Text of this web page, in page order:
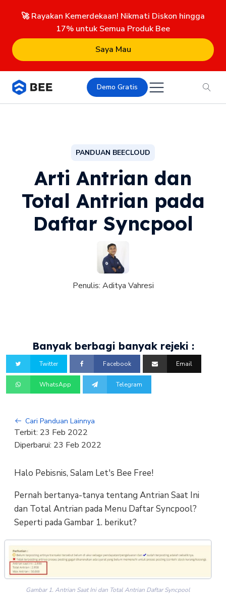
🚀 Rayakan Kemerdekaan! Nikmati Diskon hingga
17% untuk Semua Produk Bee
Saya Mau
Demo Gratis
PANDUAN BEECLOUD
Arti Antrian dan
Total Antrian pada
Daftar Syncpool
Penulis: Aditya Vahresi
Banyak berbagi banyak rejeki :
Twitter Facebook Email
WhatsApp Telegram
Cari Panduan Lainnya
Terbit: 23 Feb 2022
Diperbarui: 23 Feb 2022
Halo Pebisnis, Salam Let's Bee Free!
Pernah bertanya-tanya tentang Antrian Saat Ini
dan Total Antrian pada Menu Daftar Syncpool?
Seperti pada Gambar 1. berikut?
Gambar 1. Antrian Saat Ini dan Total Antrian Daftar Syncpool